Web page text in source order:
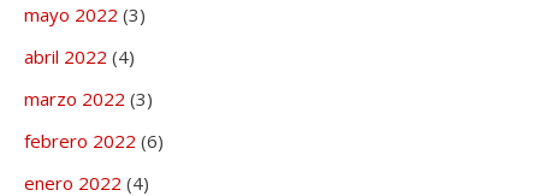
mayo 2022 (3)
abril 2022 (4)
marzo 2022 (3)
febrero 2022 (6)
enero 2022 (4)